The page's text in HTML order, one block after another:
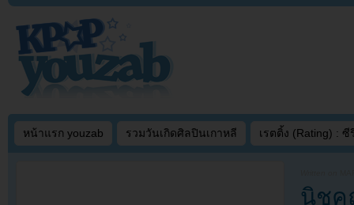
หน้าแรก youzab รวมวันเกิดศิลปินเกาหลี เรตติ้ง (Rating) : ซี
นิชคุ